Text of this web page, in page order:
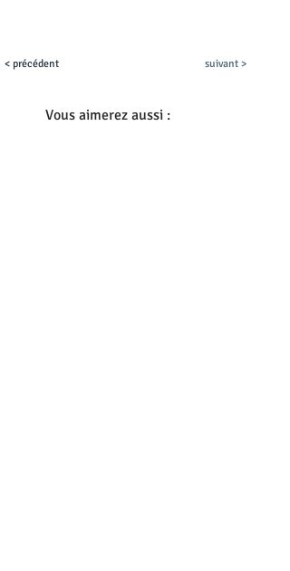
< précédent suivant >
Vous aimerez aussi :